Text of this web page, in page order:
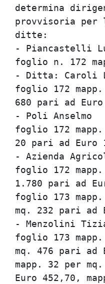
determina
provvisoria per
ditte:
- Piancastelli
foglio n. 172
- Ditta: Caroli
foglio 172
680 pari ad Euro
- Poli Anselmo
foglio 172
20 pari ad Euro
- Azienda
foglio 172
1.780 pari ad
foglio 173
mq. 232 pari ad
- Menzolini
foglio 173
mq. 476 pari ad
mapp. 32 per
Euro 452,70,